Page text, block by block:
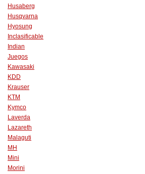
Husaberg
Husqvarna
Hyosung
Inclasificable
Indian
Juegos
Kawasaki
KDD
Krauser
KTM
Kymco
Laverda
Lazareth
Malaguti
MH
Mini
Morini